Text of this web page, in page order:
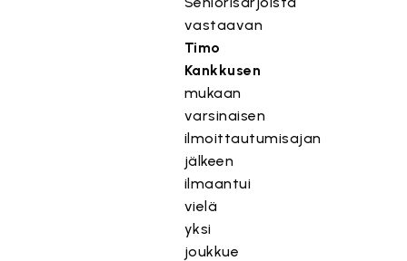
vastaavan
Timo
Kankkusen
mukaan
varsinaisen
ilmoittautumisajan
jälkeen
ilmaantui
vielä
yksi
joukkue